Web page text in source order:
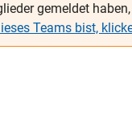
gemeldet
Teams bist,